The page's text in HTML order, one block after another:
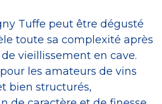
Tuffe peut être dégusté
toute sa complexité après
vieillissement en cave.
les amateurs de vins
bien structurés,